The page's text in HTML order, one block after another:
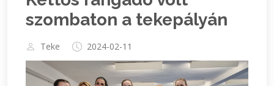
szombaton a tekepályán
Teke 2024-02-11